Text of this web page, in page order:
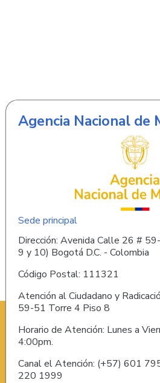
Agencia Nacional de
Sede principal
Dirección: Avenida Calle 26 #
9 y 10) Bogotá D.C. - Colombia
Código Postal: 111321
Atención al Ciudadano y
59-51 Torre 4 Piso 8
Horario de Atención: Lunes a
4:00pm.
Canal el Atención: (+57) 601
220 1999